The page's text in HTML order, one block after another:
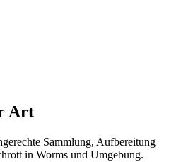
Art
Sammlung, Aufbereitung
in Worms und Umgebung.